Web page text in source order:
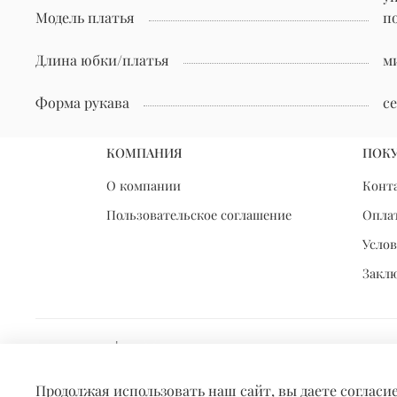
Модель платья
Длина юбки/платья
Форма рукава
КОМПАНИЯ
О компании
Пользовательское соглашение
Продолжая использовать наш сайт, вы даете